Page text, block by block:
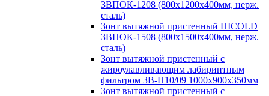
ЗВПОК-1208 (800х1200х400мм, нерж.
сталь)
Зонт вытяжной пристенный HICOLD
ЗВПОК-1508 (800х1500х400мм, нерж.
сталь)
Зонт вытяжной пристенный с
жироулавливающим лабиринтным
фильтром ЗВ-П10/09 1000х900х350мм
Зонт вытяжной пристенный с